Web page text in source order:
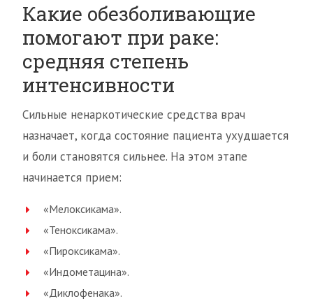
Какие обезболивающие
помогают при раке:
средняя степень
интенсивности
Сильные ненаркотические средства врач
назначает, когда состояние пациента ухудшается
и боли становятся сильнее. На этом этапе
начинается прием:
«Мелоксикама».
«Теноксикама».
«Пироксикама».
«Индометацина».
«Диклофенака».